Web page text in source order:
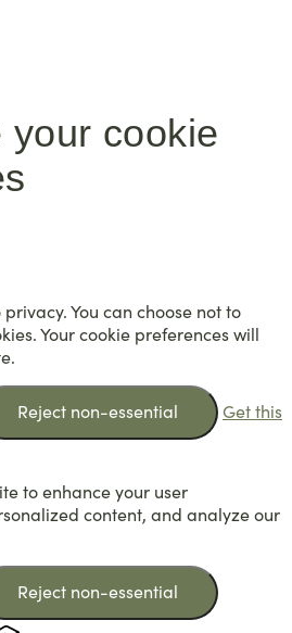
your cookie
You can choose not to
Your cookie preferences will
Reject non-essential
Get this
to enhance your user
content, and analyze our
Reject non-essential